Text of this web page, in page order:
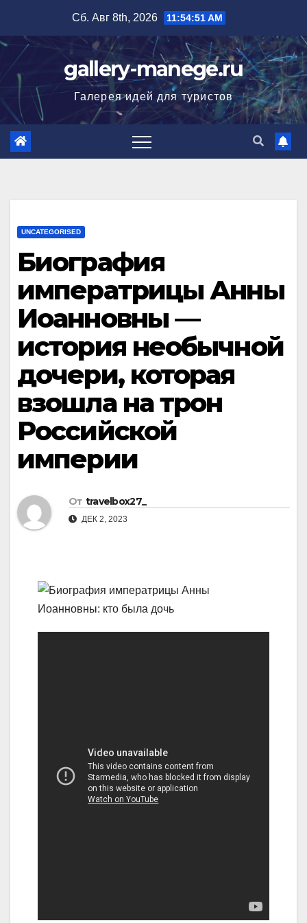
содержимому
Сб. Авг 8th, 2026 11:54:52 AM
gallery-manege.ru
Галерея идей для туристов
UNCATEGORISED
Биография
императрицы Анны
Иоанновны —
история необычной
дочери, которая
взошла на трон
Российской
империи
От travelbox27_
ДЕК 2, 2023